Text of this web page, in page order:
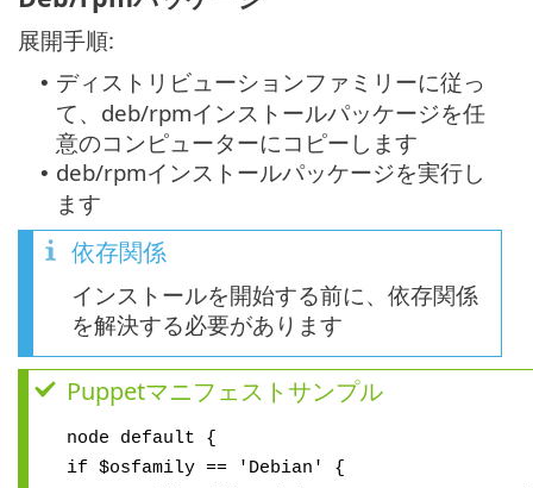
展開手順:
• ディストリビューションファミリーに従っ
て、deb/rpmインストールパッケージを任
意のコンピューターにコピーします
• deb/rpmインストールパッケージを実行し
ます
依存関係
インストールを開始する前に、依存関係
を解決する必要があります
Puppetマニフェストサンプル
node default {
if $osfamily == 'Debian' {